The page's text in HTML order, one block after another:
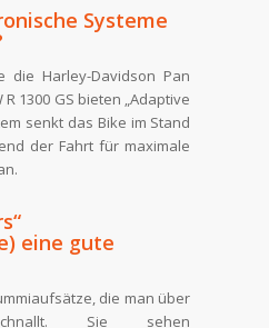
Systeme
die Harley-Davidson Pan
1300 GS bieten „Adaptive
senkt das Bike im Stand
der Fahrt für maximale
eine gute
die man über
Sie sehen